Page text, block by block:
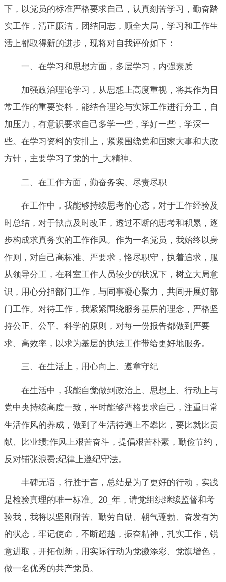
下，以党员的标准严格要求自己，认真刻苦学习，勤奋踏
实工作，清正廉洁，团结同志，顾全大局，学习和工作生
活上都取得新的进步，现将对自我评价如下：
一、在学习和思想方面，多层学习，内强素质
加强政治理论学习，从思想上高度重视，将其作为日
常工作的重要资料，能结合理论与实际工作进行分工，自
加压力，有意识要求自己多学一些，学好一些，学深一
些。在学习资料的安排上，紧紧围绕党和国家大事和大政
方针，主要学习了党的十_大精神。
二、在工作方面，勤奋务实、尽责尽职
在工作中，我能够持续思考的心态，对于工作经验及
时总结，对于缺点及时改正，透过不断的思考和积累，逐
步构成求真务实的工作作风。作为一名党员，我始终以身
作则，对自己高标准、严要求，恪尽职守，执着追求，服
从领导分工，在科室工作人员较少的状况下，树立大局意
识，用心分担部门工作，与同事凝心聚力，共同开展好部
门工作。对待工作，我紧紧围绕服务基层的理念，严格坚
持公正、公平、科学的原则，对每一份报告都做到严要
求、高效率，以求为基层的执法工作带给更好地服务。
三、在生活上，用心向上、遵章守纪
在生活中，我能自觉做到政治上、思想上、行动上与
党中央持续高度一致，平时能够严格要求自己，注重日常
生活作风的养成，做到了生活待遇上不攀比，要比就比贡
献、比业绩;作风上艰苦奋斗，提倡艰苦朴素，勤俭节约，
反对铺张浪费;纪律上遵纪守法。
丰碑无语，行胜于言，总结是为了更好的行动，实践
是检验真理的唯一标准。20_年，请党组织继续监督和考
验我，我将以坚刚耐苦、勤劳自励、朝气蓬勃、奋发有为
的状态，牢记使命，不断超越，振奋精神，扎实工作，锐
意进取，开拓创新，用实际行动为党徽添彩、党旗增色，
做一名优秀的共产党员。